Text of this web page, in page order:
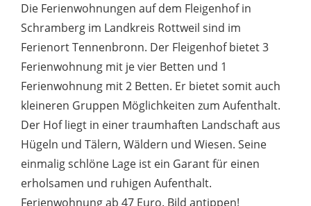
Die Ferienwohnungen auf dem Fleigenhof in
Schramberg im Landkreis Rottweil sind im
Ferienort Tennenbronn. Der Fleigenhof bietet 3
Ferienwohnung mit je vier Betten und 1
Ferienwohnung mit 2 Betten. Er bietet somit auch
kleineren Gruppen Möglichkeiten zum Aufenthalt.
Der Hof liegt in einer traumhaften Landschaft aus
Hügeln und Tälern, Wäldern und Wiesen. Seine
einmalig schlöne Lage ist ein Garant für einen
erholsamen und ruhigen Aufenthalt.
Ferienwohnung ab 47 Euro. Bild antippen!